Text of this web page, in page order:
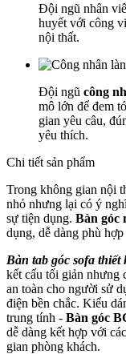
Đội ngũ nhân
huyết với công
nội thất.
Đội ngũ công
mô lớn để đem
gian yêu câu,
yêu thích.
Chi tiết sản phẩm
Trong không gian nội
nhỏ nhưng lại có ý
sự tiện dụng. Bàn góc
dụng, dễ dàng phù
Bàn tab góc sofa
kết cấu tối giản nhưng
an toàn cho người sử
điện bền chắc. Kiểu
trung tính - Bàn góc
dễ dàng kết hợp với
gian phòng khách.